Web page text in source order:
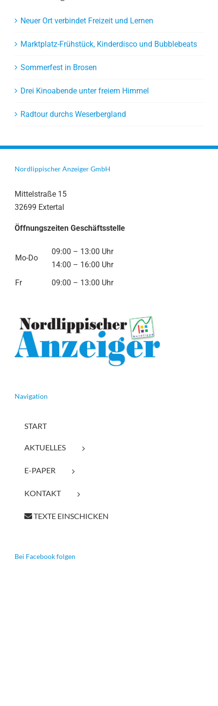
Neuer Ort verbindet Freizeit und Lernen
Marktplatz-Frühstück, Kinderdisco und Bubblebeats
Sommerfest in Brosen
Drei Kinoabende unter freiem Himmel
Radtour durchs Weserbergland
Nordlippischer Anzeiger GmbH
Mittelstraße 15
32699 Extertal
Öffnungszeiten Geschäftsstelle
Mo-Do
09:00 – 13:00 Uhr
14:00 – 16:00 Uhr
Fr
09:00 – 13:00 Uhr
Navigation
START
AKTUELLES
E-PAPER
KONTAKT
TEXTE EINSCHICKEN
Bei Facebook folgen